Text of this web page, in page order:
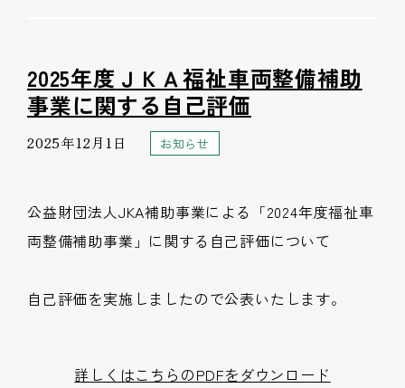
2025年度ＪＫＡ福祉車両整備補助
事業に関する自己評価
2025年12月1日 お知らせ
公益財団法人JKA補助事業による「2024年度福祉車
両整備補助事業」に関する自己評価について
自己評価を実施しましたので公表いたします。
詳しくはこちらのPDFをダウンロード